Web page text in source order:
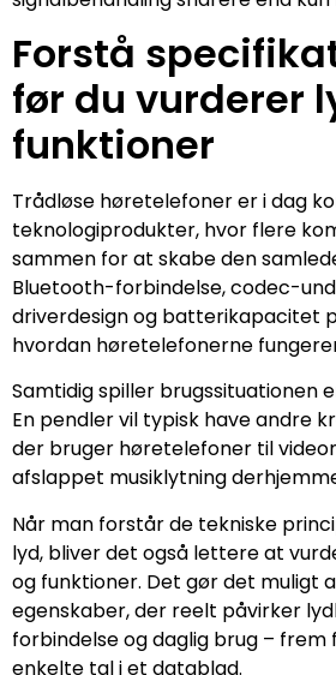
Forstå
før du vurderer
funktioner
Trådløse høretelefoner er i dag
teknologiprodukter, hvor flere
sammen for at skabe den
Bluetooth-forbindelse, codec-
driverdesign og batterikapacitet
hvordan høretelefonerne
Samtidig spiller brugssituationen
En pendler vil typisk have andre
der bruger høretelefoner til
afslappet musiklytning
Når man forstår de tekniske
lyd, bliver det også lettere at
og funktioner. Det gør det muligt
egenskaber, der reelt påvirker
forbindelse og daglig brug –
enkelte tal i et datablad.